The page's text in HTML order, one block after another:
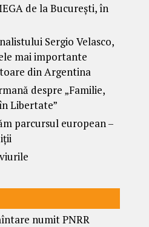
de la București, în
Sergio Velasco,
mai importante
din Argentina
despre „Familie,
Libertate”
parcursul european –
numit PNRR